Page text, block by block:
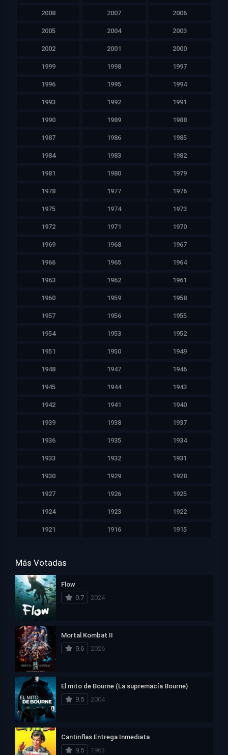
2008 2007 2006
2005 2004 2003
2002 2001 2000
1999 1998 1997
1996 1995 1994
1993 1992 1991
1990 1989 1988
1987 1986 1985
1984 1983 1982
1981 1980 1979
1978 1977 1976
1975 1974 1973
1972 1971 1970
1969 1968 1967
1966 1965 1964
1963 1962 1961
1960 1959 1958
1957 1956 1955
1954 1953 1952
1951 1950 1949
1948 1947 1946
1945 1944 1943
1942 1941 1940
1939 1938 1937
1936 1935 1934
1933 1932 1931
1930 1929 1928
1927 1926 1925
1924 1923 1922
1921 1916 1915
Más Votadas
Flow
9.7
2024
Mortal Kombat II
9.6
2026
El mito de Bourne (La supremacía Bourne)
9.5
2004
Cantinflas Entrega Inmediata
9.5
1963